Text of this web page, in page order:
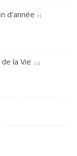
d’année 15
la Vie 24